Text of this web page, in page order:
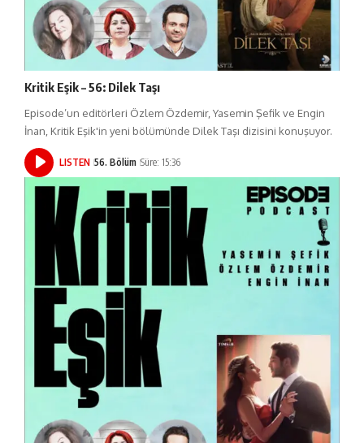
Kritik Eşik – 56: Dilek Taşı
Episode’un editörleri Özlem Özdemir, Yasemin Şefik ve Engin
İnan, Kritik Eşik'in yeni bölümünde Dilek Taşı dizisini konuşuyor.
LISTEN 56. Bölüm Süre: 15:36